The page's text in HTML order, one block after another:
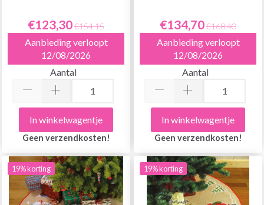
€123,30€154,15
Aanbieding verloopt
12/08/2026
Aantal
In winkelwagentje
Geen verzendkosten!
€134,70€168,40
Aanbieding verloopt
12/08/2026
Aantal
In winkelwagentje
Geen verzendkosten!
19% korting 19% korting